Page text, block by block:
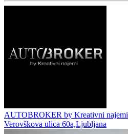
AUTOBROKER by Kreativni najemi
Verovškova ulica 60a,Ljubljana